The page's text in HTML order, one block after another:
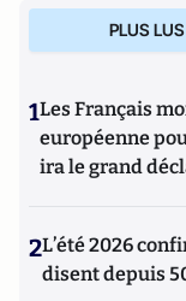
PLUS LUS
1Les Français
européenne
ira le grand
2L’été 2026
disent depuis